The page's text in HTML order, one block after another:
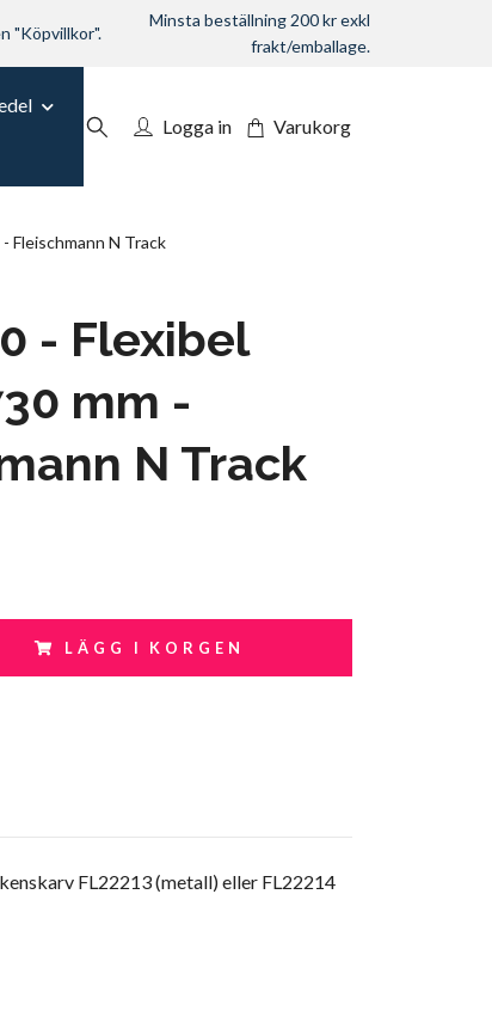
"Köpvillkor".
Minsta beställning 200 kr exkl
frakt/emballage.
Logga in Varukorg
Fleischmann N Track
- Flexibel
mm -
N Track
LÄGG I KORGEN
FL22213 (metall) eller FL22214